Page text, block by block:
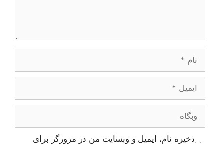
وبگاه
ذخیره نام، ایمیل و وبسایت من در مرورگر برای